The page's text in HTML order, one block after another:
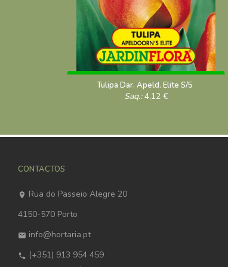
Tulipa Dar. Apeld. Elite S/5
Saq.:4,12 €
CONTACTOS
Rua do Passeio Alegre 20
4150-570 Porto
info@hortaria.pt
(+351) 913 954 459